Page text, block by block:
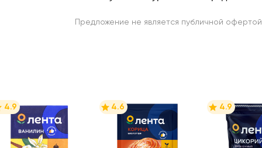
Предложение не является публичной офертой
4.9 4.6 4.9